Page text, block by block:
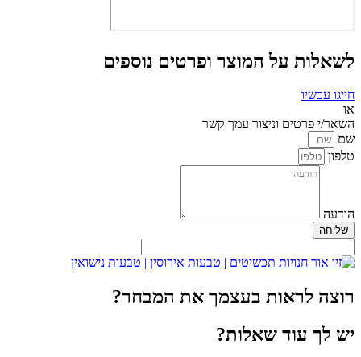
לשאלות על המוצר ופרטים נוספים
חייגו עכשיו
או
השאר/י פרטים וניצור עמך קשר
שם
טלפון
הודעה
שליחה
רוצה לראות בעצמך את המבחר?
יש לך עוד שאלות?